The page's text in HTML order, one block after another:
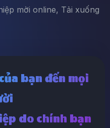
mời online, Tải xuống
bạn đến mọi
do chính bạn